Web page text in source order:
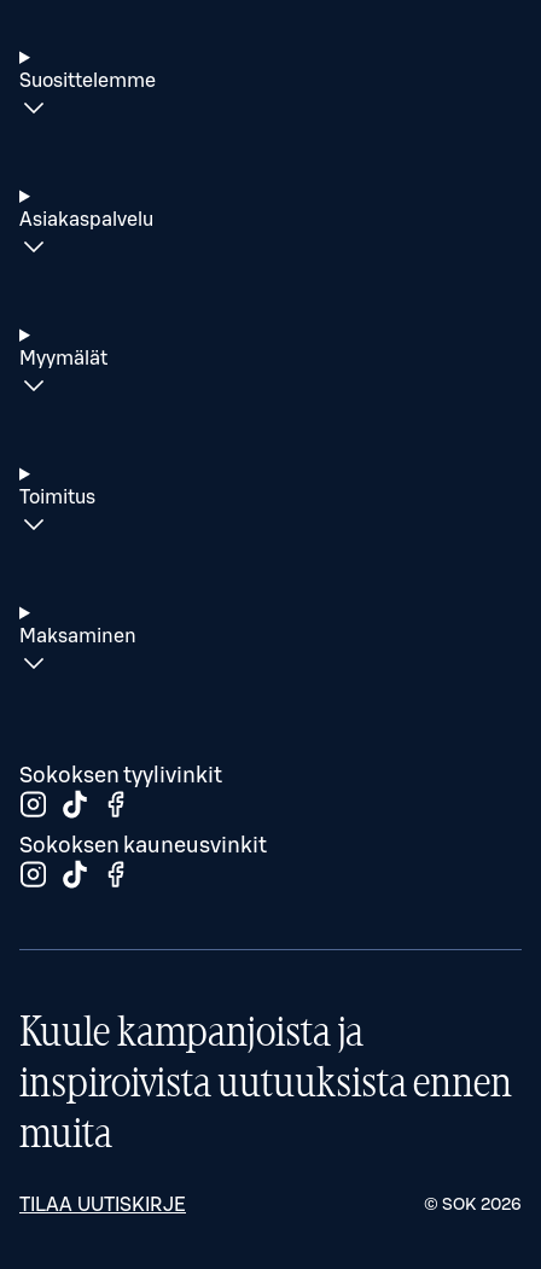
Suosittelemme
Asiakaspalvelu
Myymälät
Toimitus
Maksaminen
Sokoksen tyylivinkit
Sokoksen kauneusvinkit
Kuule kampanjoista ja
inspiroivista uutuuksista ennen
muita
TILAA UUTISKIRJE © SOK 2026